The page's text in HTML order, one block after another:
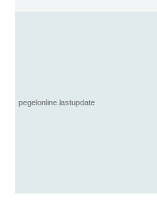
pegelonline.lastupdate